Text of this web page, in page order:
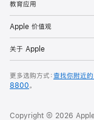
教育应用
Apple 价值观
关于 Apple
更多选购方式：查找你附近
8800。
Copyright © 2026 Apple